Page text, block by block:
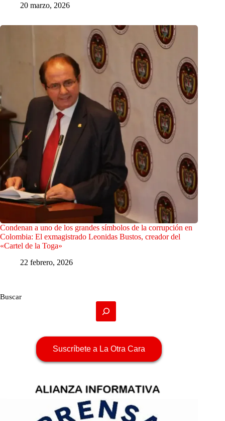
20 marzo, 2026
Condenan a uno de los grandes símbolos de la corrupción en
Colombia: El exmagistrado Leonidas Bustos, creador del
«Cartel de la Toga»
22 febrero, 2026
Buscar
Suscríbete a La Otra Cara